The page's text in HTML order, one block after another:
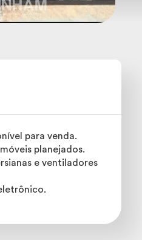
para venda.
planejados.
e ventiladores